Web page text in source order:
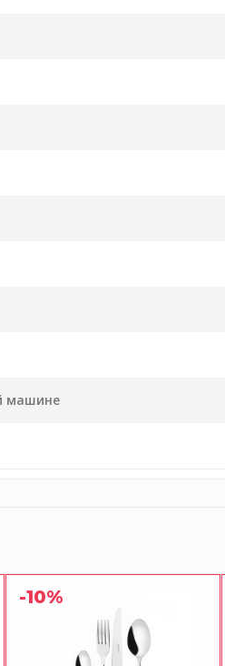
машине
-10%